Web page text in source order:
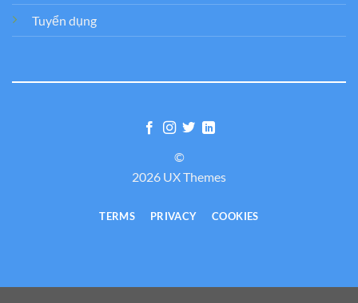
Tuyển dụng
©
2026 UX Themes
TERMS PRIVACY COOKIES